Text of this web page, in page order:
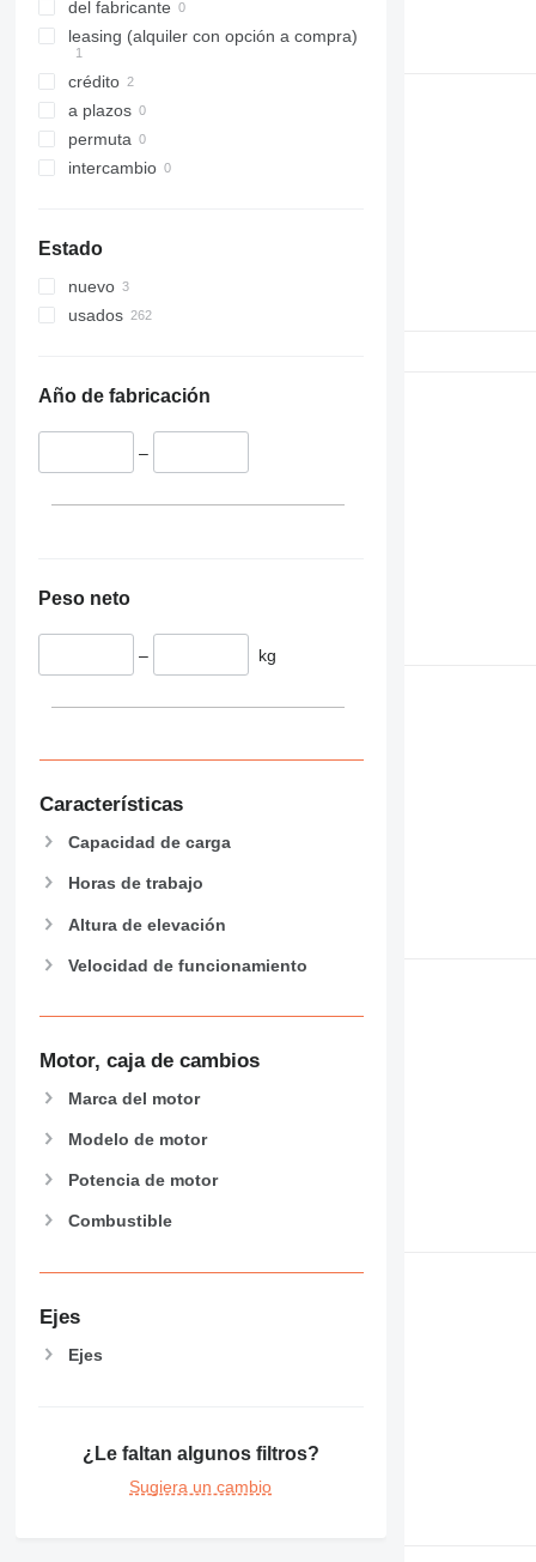
del fabricante
leasing (alquiler con opción a compra)
crédito
a plazos
permuta
intercambio
Estado
nuevo
usados
Año de fabricación
–
Peso neto
– kg
Características
Capacidad de carga
Horas de trabajo
Altura de elevación
Velocidad de funcionamiento
Motor, caja de cambios
Marca del motor
Modelo de motor
Potencia de motor
Combustible
Ejes
Ejes
¿Le faltan algunos filtros?
Sugiera un cambio